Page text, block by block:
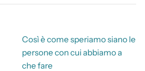
Così è come speriamo siano le
persone con cui abbiamo a
che fare